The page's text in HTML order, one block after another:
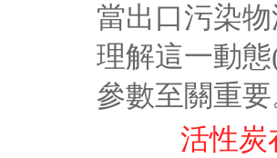
當出口污染
理解這一動
參數至關重
活性炭